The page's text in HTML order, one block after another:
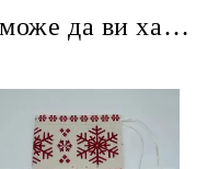
Други продукти, които може да ви харесат